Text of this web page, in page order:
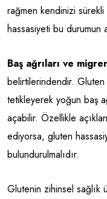
rağmen kendinizi
hassasiyeti bu durumun
Baş ağrıları ve
belirtilerindendir.
tetikleyerek yoğun baş
açabilir. Özellikle
ediyorsa, gluten
bulundurulmalıdır.
Glutenin zihinsel sağlık